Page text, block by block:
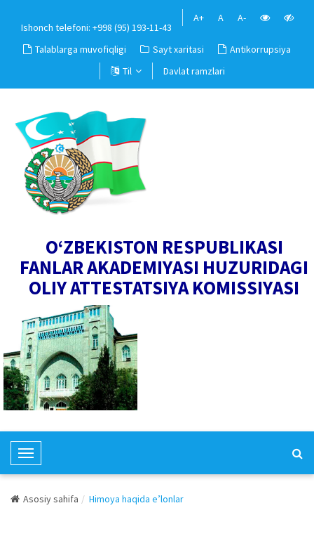
Ishonch telefoni: +998 (95) 193-11-43
A+ A A-
Talablarga muvofiqligi Sayt xaritasi
Antikorrupsiya
Til
Davlat ramzlari
O‘ZBEKISTON RESPUBLIKASI
FANLAR AKADEMIYASI HUZURIDAGI
OLIY ATTESTATSIYA KOMISSIYASI
T
o
g
Asosiy sahifa Himoya haqida e’lonlar